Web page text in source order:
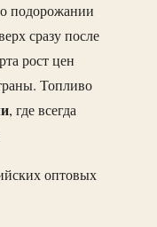
подорожании
сразу после
рост цен
Топливо
, где всегда
оптовых